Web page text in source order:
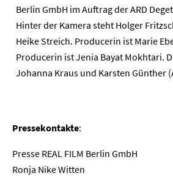
Berlin GmbH im Auftrag der ARD
Hinter der Kamera steht Holger
Heike Streich. Producerin ist Marie
Producerin ist Jenia Bayat Mokhtari.
Johanna Kraus und Karsten Günther
Pressekontakte:
Presse REAL FILM Berlin GmbH
Ronja Nike Witten